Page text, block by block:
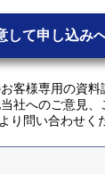
して申し込み
客様専用の資料
社へのご意見、
より問い合わせく